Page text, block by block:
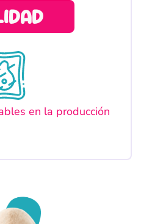
en la producción